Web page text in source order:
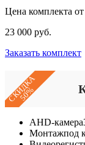
Цена комплекта от
23 000 руб.
Заказать комплект
СКИДКА
50%
AHD-камера
Монтажпод